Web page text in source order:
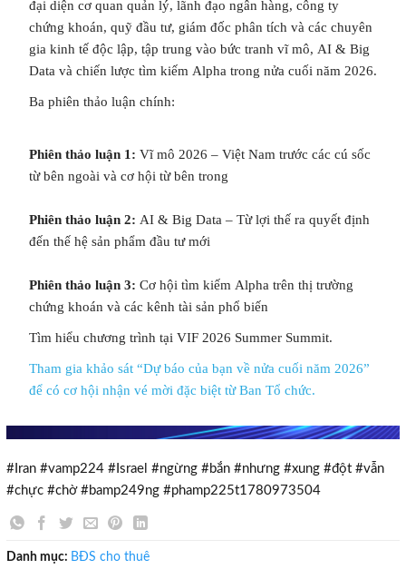
TƯ VẤN MIỄN PHÍ
Với hơn 1000 căn nhà và 50 sales thân thiện, nhiệt tình,
chúng tôi sẽ giúp bạn tìm được BĐS ưng ý!
đại diện cơ quan quản lý, lãnh đạo ngân hàng, công ty
chứng khoán, quỹ đầu tư, giám đốc phân tích và các chuyên
gia kinh tế độc lập, tập trung vào bức tranh vĩ mô, AI & Big
Data và chiến lược tìm kiếm Alpha trong nửa cuối năm 2026.
Ba phiên thảo luận chính:
Phiên thảo luận 1: Vĩ mô 2026 – Việt Nam trước các cú sốc
từ bên ngoài và cơ hội từ bên trong
Phiên thảo luận 2: AI & Big Data – Từ lợi thế ra quyết định
đến thế hệ sản phẩm đầu tư mới
Phiên thảo luận 3: Cơ hội tìm kiếm Alpha trên thị trường
chứng khoán và các kênh tài sản phổ biến
Tìm hiểu chương trình tại VIF 2026 Summer Summit.
Tham gia khảo sát “Dự báo của bạn về nửa cuối năm 2026”
để có cơ hội nhận vé mời đặc biệt từ Ban Tổ chức.
#Iran #vamp224 #Israel #ngừng #bắn #nhưng #xung #đột #vẫn
#chực #chờ #bamp249ng #phamp225t1780973504
Danh mục: BĐS cho thuê